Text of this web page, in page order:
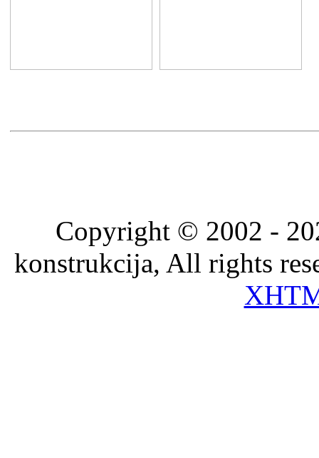
Copyright © 2002 -
konstrukcija, All rights